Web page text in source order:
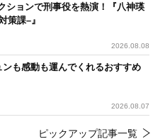
ションで刑事役を熱演！『八神瑛
策課–』
2026.08.08
も感動も運んでくれるおすすめ
2026.08.07
ピックアップ記事一覧